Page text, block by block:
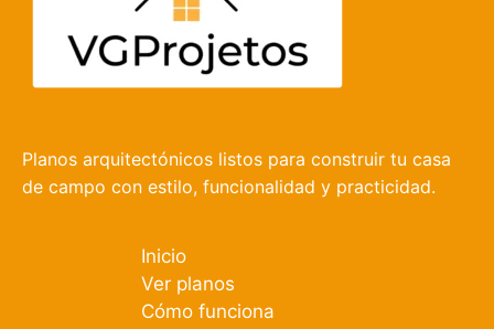
Planos arquitectónicos listos para construir tu casa
de campo con estilo, funcionalidad y practicidad.
Inicio
Ver planos
Cómo funciona